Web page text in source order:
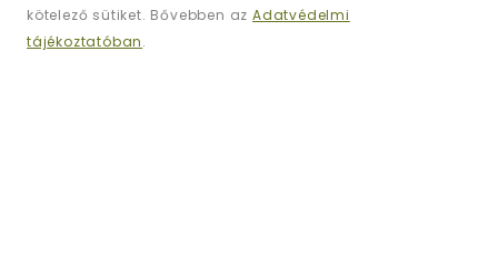
kötelező sütiket. Bővebben az Adatvédelmi
tájékoztatóban.